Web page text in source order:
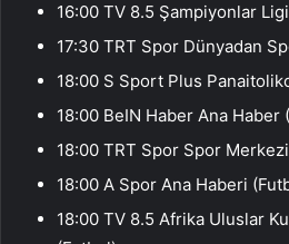
16:00 TV 8.5 Şampiyonlar
17:30 TRT Spor Dünyadan
18:00 S Sport Plus
18:00 BeIN Haber Ana Haber
18:00 TRT Spor Spor
18:00 A Spor Ana Haberi
18:00 TV 8.5 Afrika Uluslar